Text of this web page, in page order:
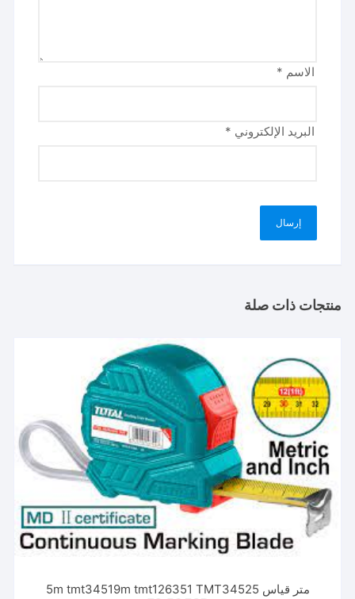
الاسم *
البريد الإلكتروني *
منتجات ذات صلة
متر قياس 5m tmt34519m tmt126351 TMT34525